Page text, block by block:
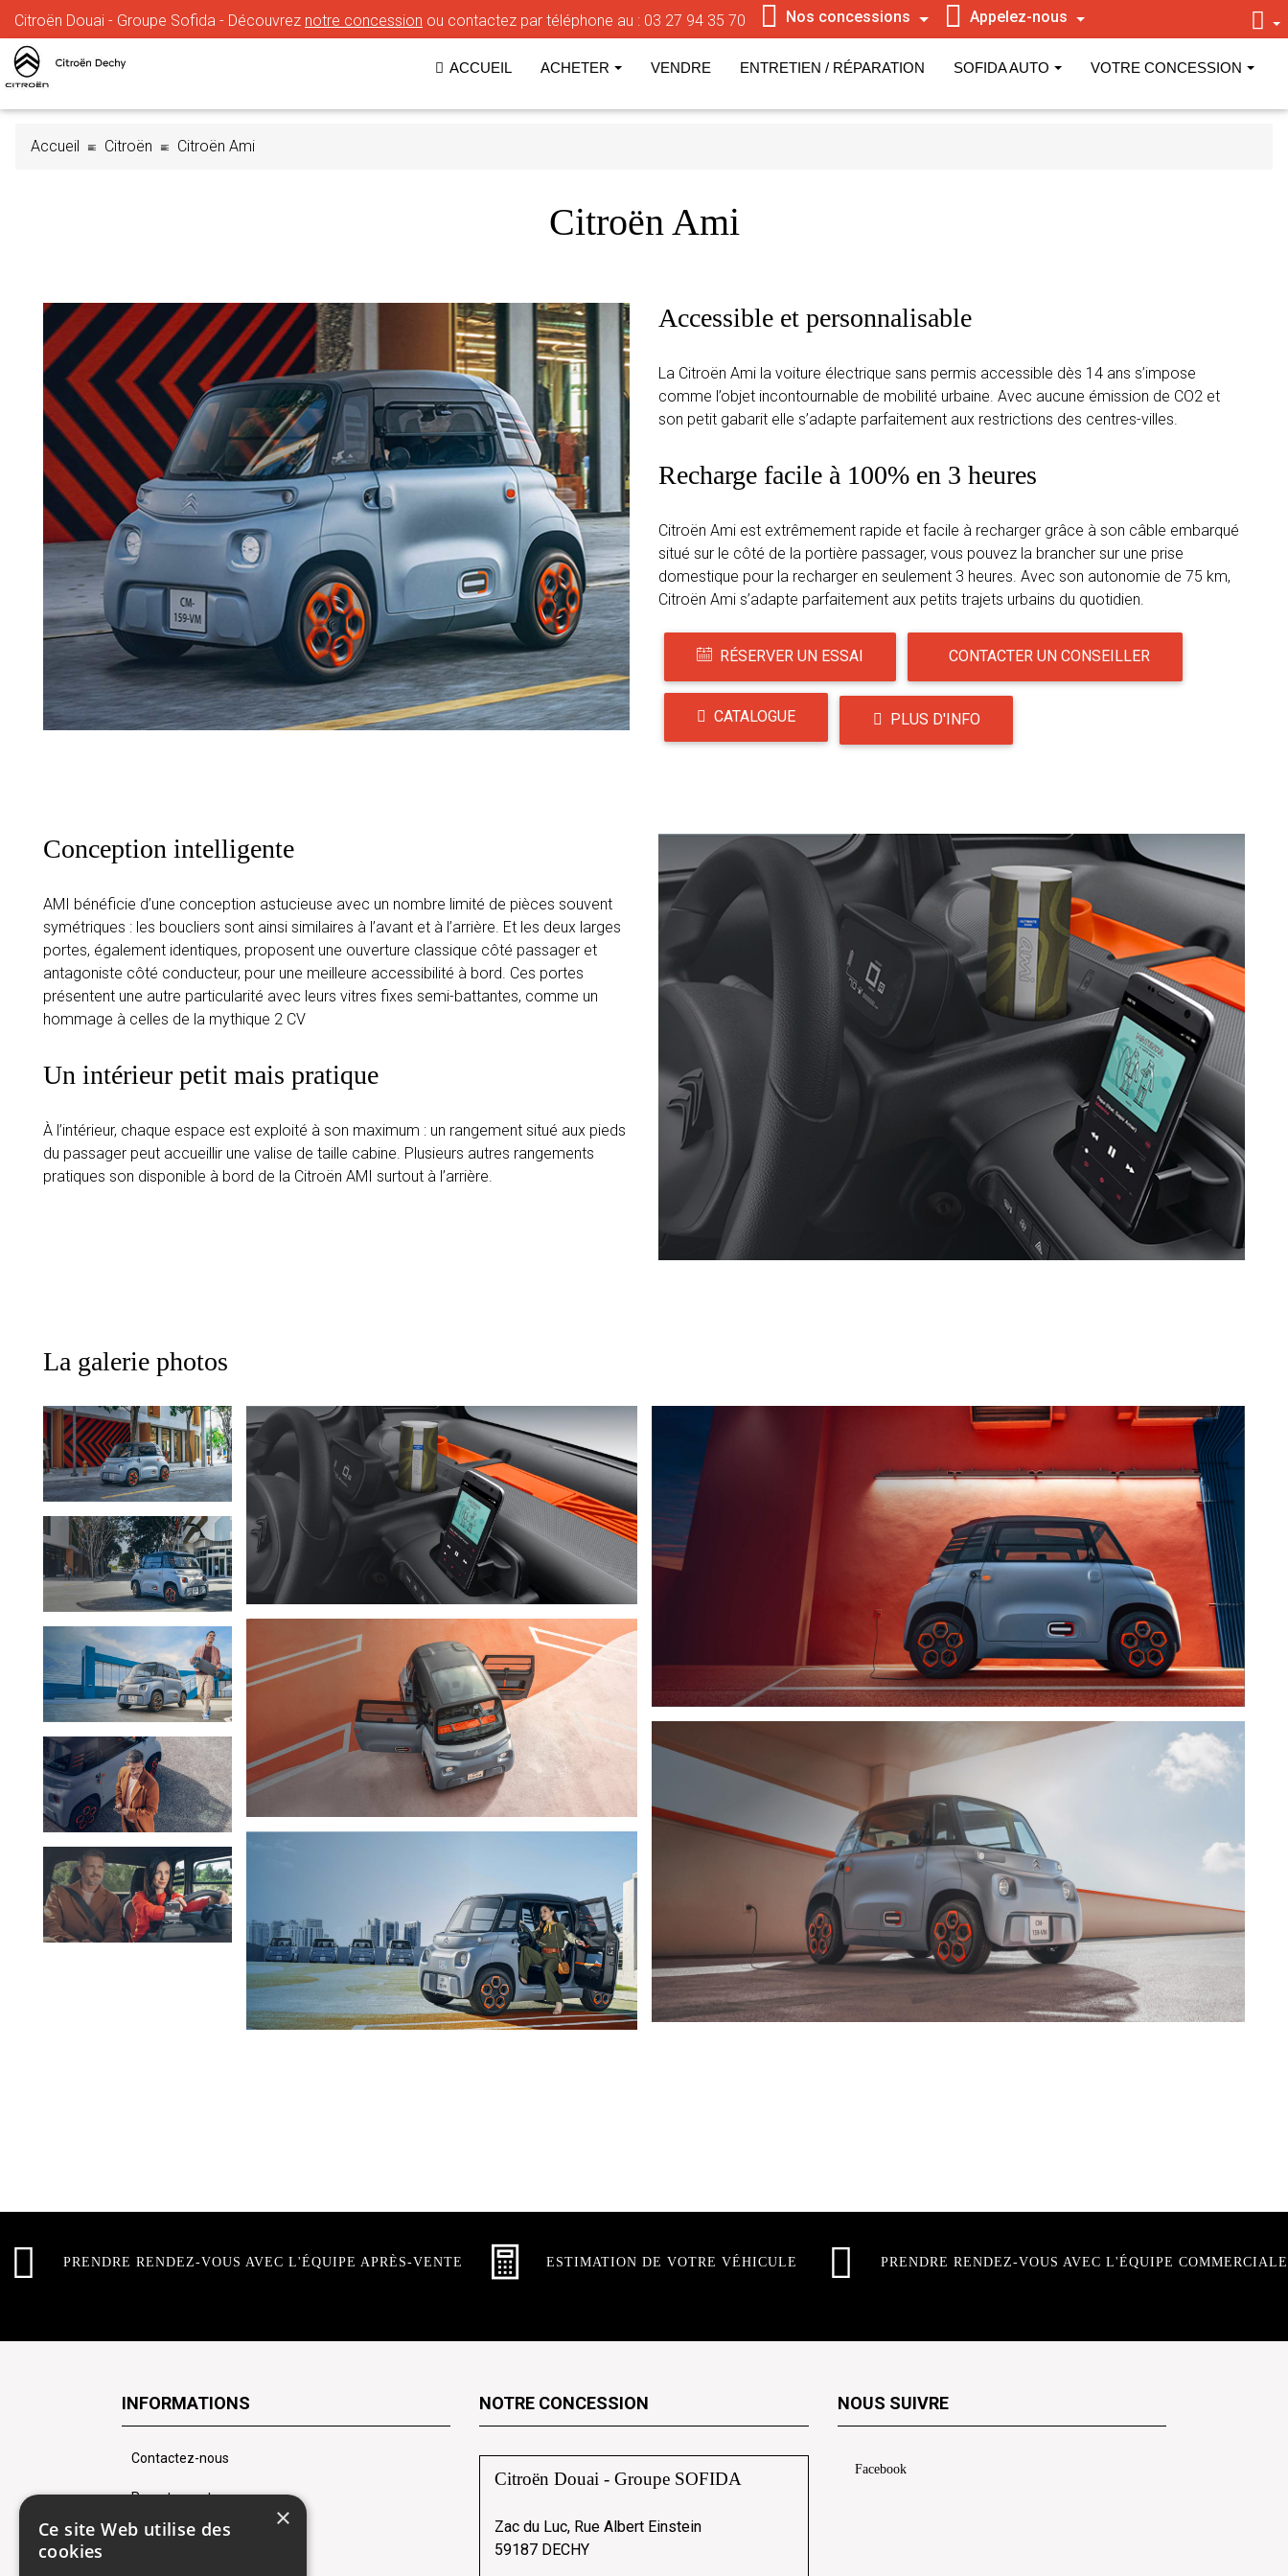
Citroën Douai - Groupe Sofida - Découvrez notre concession ou contactez par téléphone au : 03 27 94 35 70 Nos concessions Appelez-nous
ACCUEIL ACHETER VENDRE ENTRETIEN / RÉPARATION SOFIDA AUTO VOTRE CONCESSION
Accueil Citroën Citroën Ami
Citroën Ami
Accessible et personnalisable
La Citroën Ami la voiture électrique sans permis accessible dès 14 ans s’impose
comme l’objet incontournable de mobilité urbaine. Avec aucune émission de CO2 et
son petit gabarit elle s’adapte parfaitement aux restrictions des centres-villes.
Recharge facile à 100% en 3 heures
Citroën Ami est extrêmement rapide et facile à recharger grâce à son câble embarqué
situé sur le côté de la portière passager, vous pouvez la brancher sur une prise
domestique pour la recharger en seulement 3 heures. Avec son autonomie de 75 km,
Citroën Ami s’adapte parfaitement aux petits trajets urbains du quotidien.
RÉSERVER UN ESSAI CONTACTER UN CONSEILLER
CATALOGUE PLUS D'INFO
Conception intelligente
AMI bénéficie d’une conception astucieuse avec un nombre limité de pièces souvent
symétriques : les boucliers sont ainsi similaires à l’avant et à l’arrière. Et les deux larges
portes, également identiques, proposent une ouverture classique côté passager et
antagoniste côté conducteur, pour une meilleure accessibilité à bord. Ces portes
présentent une autre particularité avec leurs vitres fixes semi-battantes, comme un
hommage à celles de la mythique 2 CV
Un intérieur petit mais pratique
À l’intérieur, chaque espace est exploité à son maximum : un rangement situé aux pieds
du passager peut accueillir une valise de taille cabine. Plusieurs autres rangements
pratiques son disponible à bord de la Citroën AMI surtout à l’arrière.
La galerie photos
PRENDRE RENDEZ-VOUS AVEC L'ÉQUIPE APRÈS-VENTE ESTIMATION DE VOTRE VÉHICULE PRENDRE RENDEZ-VOUS AVEC L'ÉQUIPE COMMERCIALE
INFORMATIONS
Contactez-nous
Recrutement
Rendez-vous atelier
NOTRE CONCESSION
Citroën Douai - Groupe SOFIDA
Zac du Luc, Rue Albert Einstein
59187 DECHY
NOUS SUIVRE
Facebook
×
Ce site Web utilise des
cookies